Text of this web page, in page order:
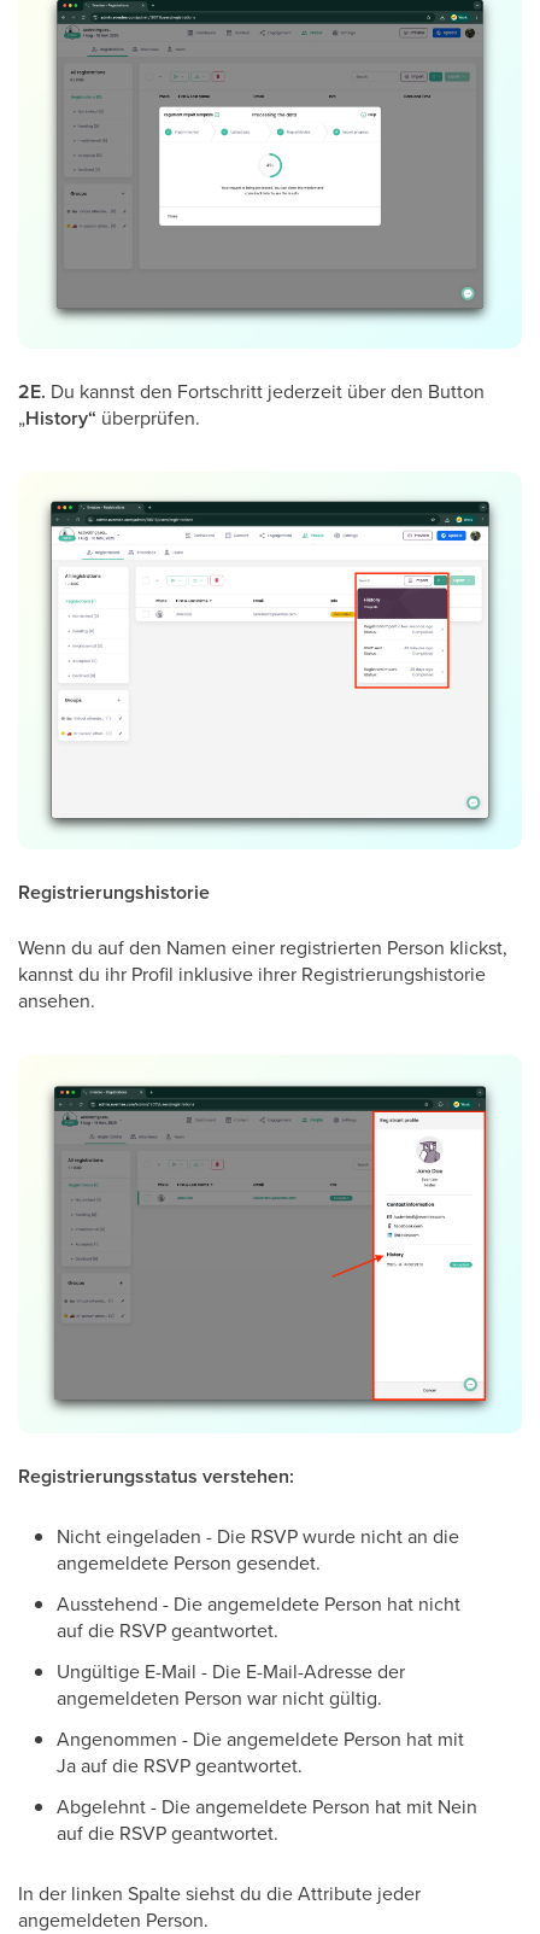
2E. Du kannst den Fortschritt jederzeit über den Button
„History“ überprüfen.
Registrierungshistorie
Wenn du auf den Namen einer registrierten Person klickst,
kannst du ihr Profil inklusive ihrer Registrierungshistorie
ansehen.
Registrierungsstatus verstehen:
Nicht eingeladen - Die RSVP wurde nicht an die
angemeldete Person gesendet.
Ausstehend - Die angemeldete Person hat nicht
auf die RSVP geantwortet.
Ungültige E-Mail - Die E-Mail-Adresse der
angemeldeten Person war nicht gültig.
Angenommen - Die angemeldete Person hat mit
Ja auf die RSVP geantwortet.
Abgelehnt - Die angemeldete Person hat mit Nein
auf die RSVP geantwortet.
In der linken Spalte siehst du die Attribute jeder
angemeldeten Person.